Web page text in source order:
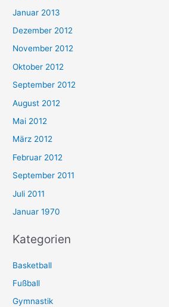
Januar 2013
Dezember 2012
November 2012
Oktober 2012
September 2012
August 2012
Mai 2012
März 2012
Februar 2012
September 2011
Juli 2011
Januar 1970
Kategorien
Basketball
Fußball
Gymnastik